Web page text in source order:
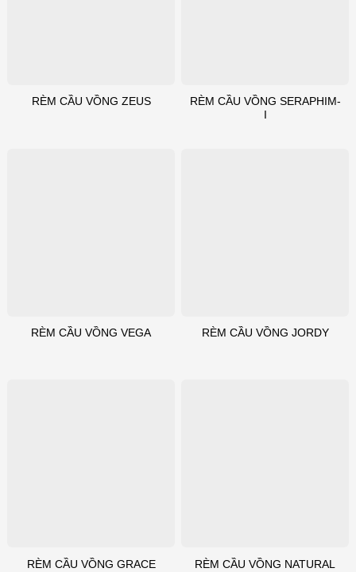
RÈM CẦU VỒNG ZEUS
RÈM CẦU VỒNG SERAPHIM-
RÈM CẦU VỒNG VEGA RÈM CẦU VỒNG JORDY
RÈM CẦU VỒNG GRACE RÈM CẦU VỒNG NATURAL